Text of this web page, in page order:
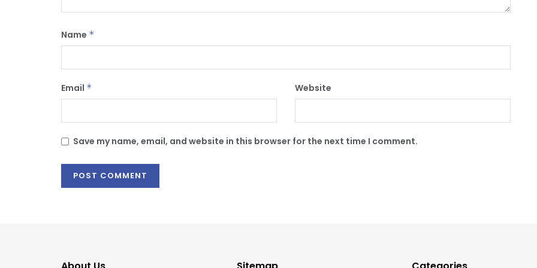
Name *
Email * Website
Save my name, email, and website in this browser for the next time I comment.